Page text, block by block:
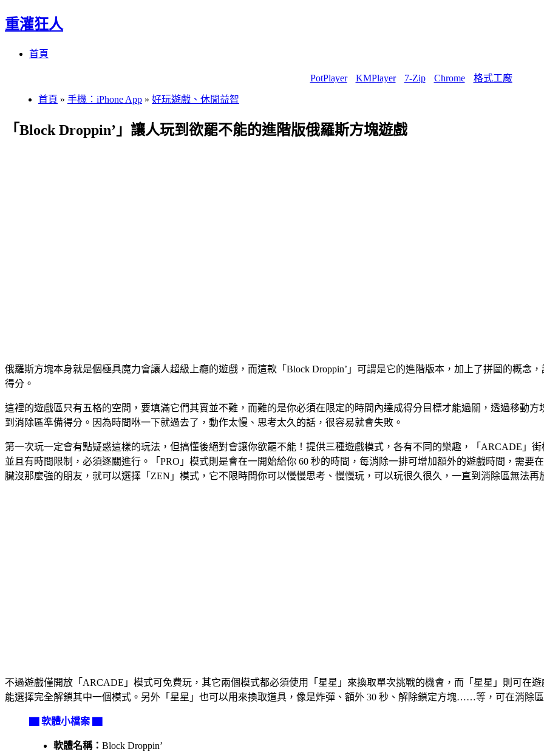
重灌狂人
首頁
PotPlayer KMPlayer 7-Zip Chrome 格式工廠
首頁 » 手機：iPhone App » 好玩遊戲、休閒益智
「Block Droppin’」讓人玩到欲罷不能的進階版俄羅斯方塊遊戲
俄羅斯方塊本身就是個極具魔力會讓人超級上癮的遊戲，而這款「Block Droppin’」可謂是它的進階版本，加上了拼圖的概念
得分。
這裡的遊戲區只有五格的空間，要填滿它們其實並不難，而難的是你必須在限定的時間內達成得分目標才能過關，透過移動
到消除區準備得分。因為時間咻一下就過去了，動作太慢、思考太久的話，很容易就會失敗。
第一次玩一定會有點疑惑這樣的玩法，但搞懂後絕對會讓你欲罷不能！提供三種遊戲模式，各有不同的樂趣，「ARCADE」
並且有時間限制，必須逐關進行。「PRO」模式則是會在一開始給你 60 秒的時間，每消除一排可增加額外的遊戲時間，需要
臟沒那麼強的朋友，就可以選擇「ZEN」模式，它不限時間你可以慢慢思考、慢慢玩，可以玩很久很久，一直到消除區無法
不過遊戲僅開放「ARCADE」模式可免費玩，其它兩個模式都必須使用「星星」來換取單次挑戰的機會，而「星星」則可在
能選擇完全解鎖其中一個模式。另外「星星」也可以用來換取道具，像是炸彈、額外 30 秒、解除鎖定方塊……等，可在消除
▇ 軟體小檔案 ▇
軟體名稱： Block Droppin’